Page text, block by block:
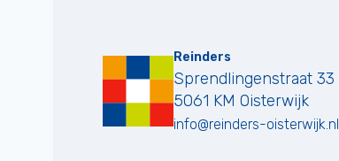
Reinders
Sprendlingenstraat 33
5061 KM Oisterwijk
info@reinders-oisterwijk.nl